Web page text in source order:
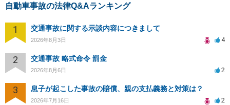
自動車事故の法律Q&Aランキング
1 交通事故に関する示談内容につきまして
2026年8月3日 4
2 交通事故 略式命令 罰金
2026年8月6日 2
3 息子が起こした事故の賠償、親の支払義務と対策は？
2026年7月16日 2